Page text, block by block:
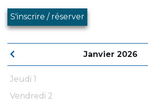
S'inscrire / réserver
Janvier 2026
Jeudi 1
Vendredi 2